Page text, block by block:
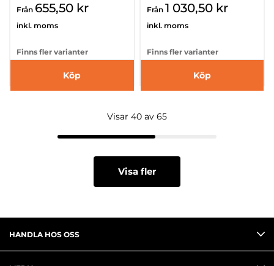
Från 655,50 kr
inkl. moms
Finns fler varianter
Köp
Från 1 030,50 kr
inkl. moms
Finns fler varianter
Köp
Visar 40 av 65
Visa fler
HANDLA HOS OSS